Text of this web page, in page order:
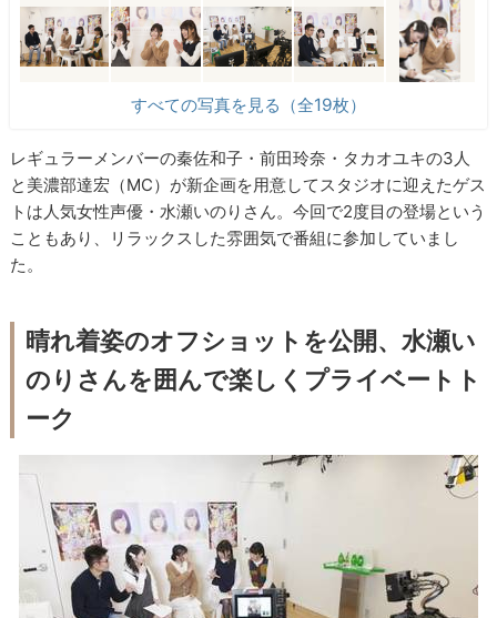
すべての写真を見る（全19枚）
レギュラーメンバーの秦佐和子・前田玲奈・タカオユキの3人
と美濃部達宏（MC）が新企画を用意してスタジオに迎えたゲス
トは人気女性声優・水瀬いのりさん。今回で2度目の登場という
こともあり、リラックスした雰囲気で番組に参加していまし
た。
晴れ着姿のオフショットを公開、水瀬い
のりさんを囲んで楽しくプライベートト
ーク